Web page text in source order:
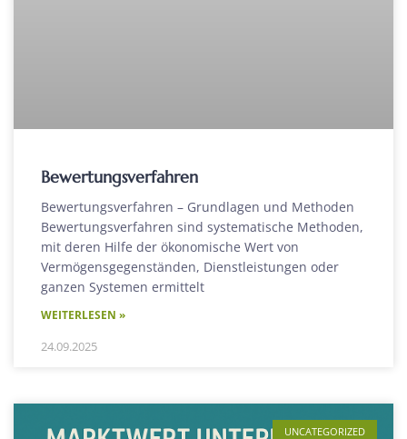
Bewertungsverfahren
Bewertungsverfahren – Grundlagen und Methoden
Bewertungsverfahren sind systematische Methoden,
mit deren Hilfe der ökonomische Wert von
Vermögensgegenständen, Dienstleistungen oder
ganzen Systemen ermittelt
WEITERLESEN »
24.09.2025
UNCATEGORIZED